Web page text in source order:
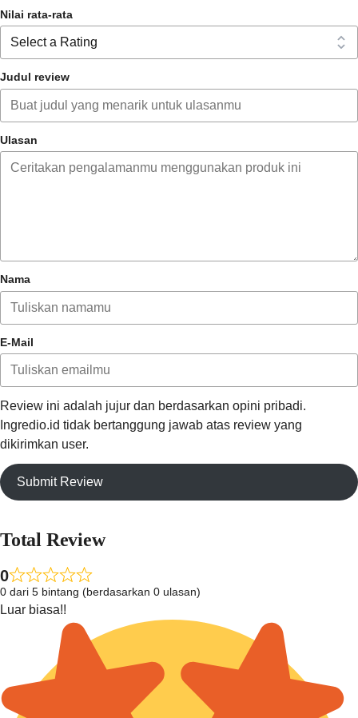
melembabkan memperbaiki tekstur kulit antiseptik
Nilai rata-rata
Judul review
Ulasan
Nama
E-Mail
Review ini adalah jujur dan berdasarkan opini pribadi.
Ingredio.id tidak bertanggung jawab atas review yang
dikirimkan user.
Submit Review
Total Review
0
0 dari 5 bintang (berdasarkan 0 ulasan)
Luar biasa!!